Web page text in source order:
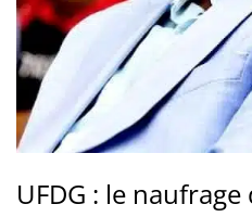
UFDG : le